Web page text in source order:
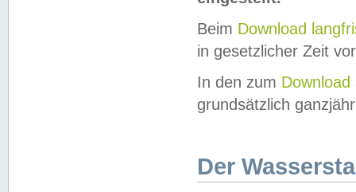
Beim Download
in gesetzlicher Zeit
In den zum Download
grundsätzlich
Der